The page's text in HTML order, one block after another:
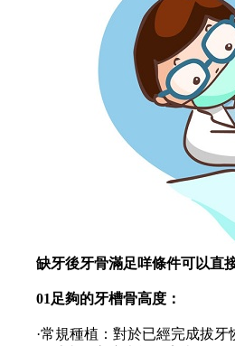
缺牙後牙骨滿足咩條件可以直
01足夠的牙槽骨高度：
·常規種植：對於已經完成拔牙